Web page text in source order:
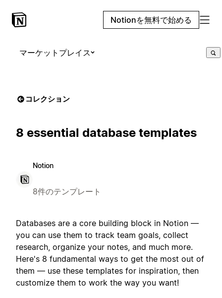
Notionを無料で始める
マーケットプレイス
コレクション
8 essential database templates
Notion
8件のテンプレート
Databases are a core building block in Notion —
you can use them to track team goals, collect
research, organize your notes, and much more.
Here's 8 fundamental ways to get the most out of
them — use these templates for inspiration, then
customize them to work the way you want!